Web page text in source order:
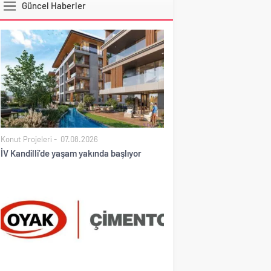
Güncel Haberler
Konut Projeleri 07.08.2026
İV Kandilli’de yaşam yakında başlıyor